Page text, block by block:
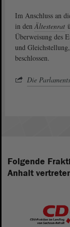
Im Anschluss an
in denÄltestenrat
Überweisung des
und
beschlossen.
Die
Folgende
Anhalt